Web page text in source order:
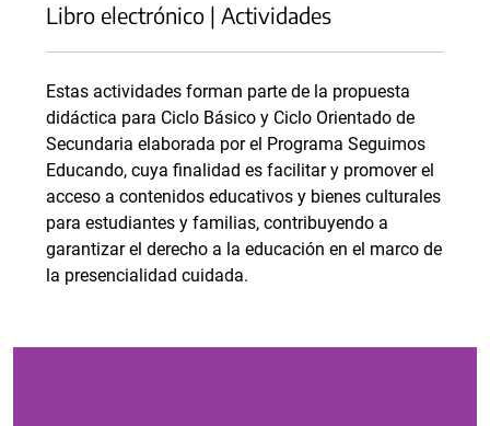
Libro electrónico | Actividades
Estas actividades forman parte de la propuesta
didáctica para Ciclo Básico y Ciclo Orientado de
Secundaria elaborada por el Programa Seguimos
Educando, cuya finalidad es facilitar y promover el
acceso a contenidos educativos y bienes culturales
para estudiantes y familias, contribuyendo a
garantizar el derecho a la educación en el marco de
la presencialidad cuidada.